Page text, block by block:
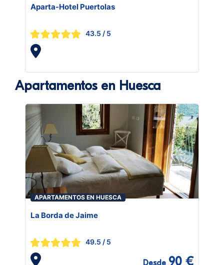
Aparta-Hotel Puertolas
43.5 / 5
Apartamentos en Huesca
APARTAMENTOS EN HUESCA
La Borda de Jaime
49.5 / 5
Desde 90 €